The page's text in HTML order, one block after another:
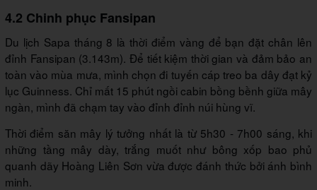
4.2 Chinh phục Fansipan
Du lịch Sapa tháng 8 là thời điểm vàng để bạn đặt chân lên
đỉnh Fansipan (3.143m). Để tiết kiệm thời gian và đảm bảo an
toàn vào mùa mưa, mình chọn đi tuyến cáp treo ba dây đạt kỷ
lục Guinness. Chỉ mất 15 phút ngồi cabin bồng bềnh giữa mây
ngàn, mình đã chạm tay vào đỉnh đỉnh núi hùng vĩ.
Thời điểm săn mây lý tưởng nhất là từ 5h30 - 7h00 sáng, khi
những tầng mây dày, trắng muốt như bông xốp bao phủ
quanh dãy Hoàng Liên Sơn vừa được đánh thức bởi ánh bình
minh.